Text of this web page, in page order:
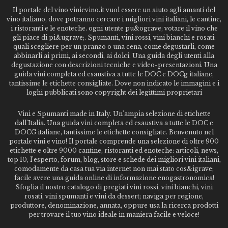
Il portale del vino vinievino.it vuol essere un aiuto agli amanti del
vino italiano, dove potranno cercare i migliori vini italiani, le cantine,
i ristoranti e le enoteche. ogni utente pu&ograve; votare il vino che
gli piace di pi&ugrave;. Spumanti, vini rossi, vini bianchi e rosati:
quali scegliere per un pranzo o una cena, come degustarli, come
abbinarli ai primi, ai secondi, ai dolci. Una guida degli utenti alla
degustazione con descrizioni tecniche e video-presentazioni. Una
guida vini completa ed esaustiva a tutte le DOC e DOCg italiane,
tantissime le etichette consigliate. Dove non indicato le immagini e i
loghi pubblicati sono copyright dei legittimi proprietari
Vini e Spumanti made in Italy. Un'ampia selezione di etichette
dall'Italia. Una guida vini completa ed esaustiva a tutte le DOC e
DOCG italiane, tantissime le etichette consigliate. Benvenuto nel
portale vini e vino! Il portale comprende una selezione di oltre 900
etichette e oltre 9000 cantine, ristoranti ed enoteche: articoli, news,
top 10, l'esperto, forum, blog, store e schede dei migliori vini italiani,
comodamente da casa tua via internet non mai stato cos&igrave;
facile avere una guida online di informazione enogastronomica!
Sfoglia il nostro catalogo di pregiati vini rossi, vini bianchi, vini
rosati, vini spumanti e vini da dessert; naviga per regione,
produttore, denominazione, annata, oppure usa la ricerca prodotti
per trovare il tuo vino ideale in maniera facile e veloce!